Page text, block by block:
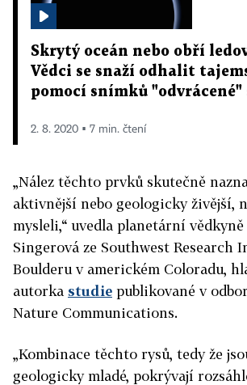
Skrytý oceán nebo obří
Vědci se snaží odhalit
pomocí snímků "odvrácené"
2. 8. 2020 ▪ 7 min. čtení
„Nález těchto prvků skutečně
aktivnější nebo geologicky živější,
mysleli,“ uvedla planetární vědkyně
Singerová ze Southwest Research
Boulderu v americkém Coloradu,
autorka studie publikované v
Nature Communications.
„Kombinace těchto rysů, tedy že
geologicky mladé, pokrývají